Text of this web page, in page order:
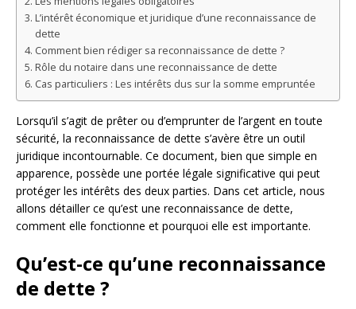
L’intérêt économique et juridique d’une reconnaissance de
dette
Comment bien rédiger sa reconnaissance de dette ?
Rôle du notaire dans une reconnaissance de dette
Cas particuliers : Les intérêts dus sur la somme empruntée
Lorsqu’il s’agit de prêter ou d’emprunter de l’argent en toute
sécurité, la reconnaissance de dette s’avère être un outil
juridique incontournable. Ce document, bien que simple en
apparence, possède une portée légale significative qui peut
protéger les intérêts des deux parties. Dans cet article, nous
allons détailler ce qu’est une reconnaissance de dette,
comment elle fonctionne et pourquoi elle est importante.
Qu’est-ce qu’une reconnaissance
de dette ?